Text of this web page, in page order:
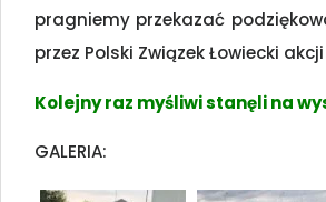
pragniemy przekazać
przez Polski Związek Łowiecki
Kolejny raz myśliwi stanęli na
GALERIA: